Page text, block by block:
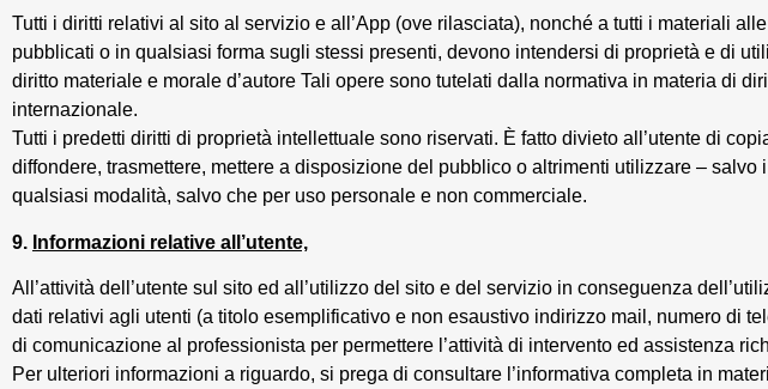
Tutti i diritti relativi al sito al servizio e all’App (ove rilasciata), nonché a tutti i materiali
pubblicati o in qualsiasi forma sugli stessi presenti, devono intendersi di proprietà e di
diritto materiale e morale d’autore Tali opere sono tutelati dalla normativa in materia di
internazionale.
Tutti i predetti diritti di proprietà intellettuale sono riservati. È fatto divieto all’utente di
diffondere, trasmettere, mettere a disposizione del pubblico o altrimenti utilizzare –
qualsiasi modalità, salvo che per uso personale e non commerciale.
9. Informazioni relative all’utente,
All’attività dell’utente sul sito ed all’utilizzo del sito e del servizio in conseguenza
dati relativi agli utenti (a titolo esemplificativo e non esaustivo indirizzo mail, numero di
di comunicazione al professionista per permettere l’attività di intervento ed assistenza
Per ulteriori informazioni a riguardo, si prega di consultare l’informativa completa in